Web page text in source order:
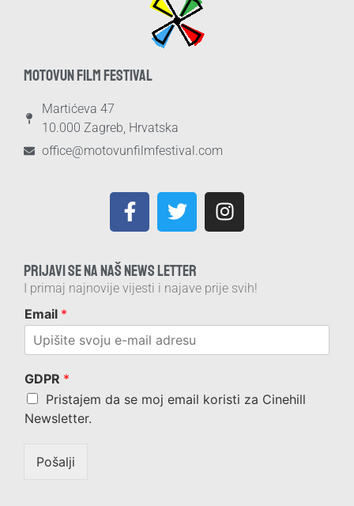
MOTOVUN FILM FESTIVAL
Martićeva 47
10.000 Zagreb, Hrvatska
office@motovunfilmfestival.com
PRIJAVI SE NA NAŠ NEWS LETTER
I primaj najnovije vijesti i najave prije svih!
Email *
GDPR *
Pristajem da se moj email koristi za Cinehill
Newsletter.
Pošalji